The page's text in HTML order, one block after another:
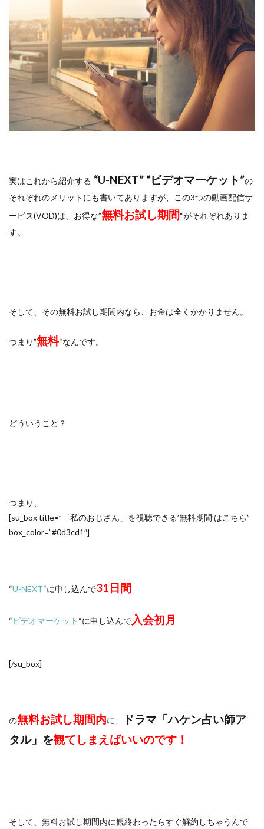
実はこれから紹介する “U-NEXT” “ビデオマーケット”の
それぞれのメリットにも書いてありますが、この3つの動画配信サ
ービス(VOD)は、お得な”無料お試し期間“がそれぞれありま
す。
そして、その無料お試し期間内なら、お金は全くかかりません。
つまり”無料“なんです。
どういうこと？
つまり、
[su_box title=”「私のおじさん」を視聴できる’無料期間’はこちら”
box_color=”#0d3cd1″]
“U-NEXT“に申し込んで31日間
“ビデオマーケット “に申し込んで入会初月
[/su_box]
の無料お試し期間内に、
ドラマ「ハケン占い師ア
タル」を観てしまえばいいのです！
そして、無料お試し期間内に観終わったらすぐ解約しちゃうんで